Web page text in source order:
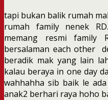
tapi bukan balik rumah
rumah family nenek
memang resmi
bersalaman each other
beradik mak yang lain
kalau beraya in one day
wahhahha sib baik le
anak2 berhari raya hoho